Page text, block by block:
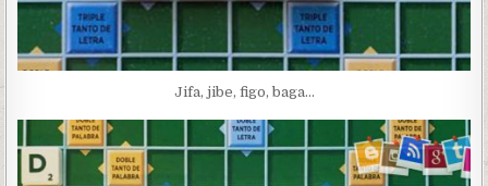
Jifa, jibe, figo, baga…